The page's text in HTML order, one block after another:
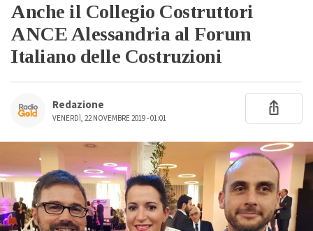
Anche il Collegio Costruttori
ANCE Alessandria al Forum
Italiano delle Costruzioni
Redazione
VENERDÌ, 22 NOVEMBRE 2019 - 01:01